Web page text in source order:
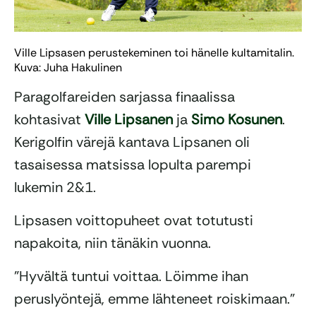
Ville Lipsasen perustekeminen toi hänelle kultamitalin.
Kuva: Juha Hakulinen
Paragolfareiden sarjassa finaalissa
kohtasivat Ville Lipsanenja Simo Kosunen.
Kerigolfin värejä kantava Lipsanen oli
tasaisessa matsissa lopulta parempi
lukemin 2&1.
Lipsasen voittopuheet ovat totutusti
napakoita, niin tänäkin vuonna.
”Hyvältä tuntui voittaa. Löimme ihan
peruslyöntejä, emme lähteneet roiskimaan.”